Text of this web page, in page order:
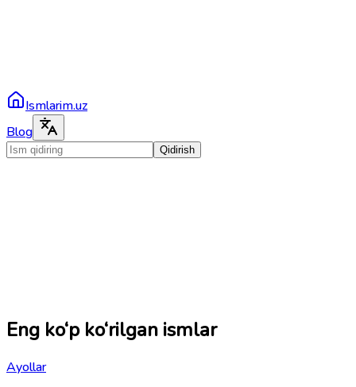
Ismlarim.uz
Blog
Qidirish
Eng ko‘p ko‘rilgan ismlar
Ayollar